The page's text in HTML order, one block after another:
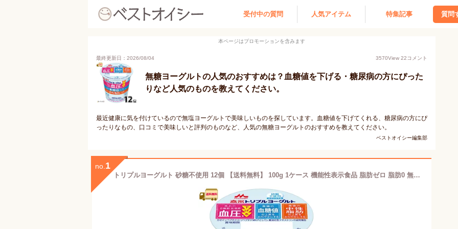
受付中の質問 人気アイテム 特集記事 質問
本ページはプロモーションを含みます
最終更新日：2026/08/04 3570View 22コメント
無糖ヨーグルトの人気のおすすめは？血糖値を下げる・糖尿病の方にぴった
りなど人気のものを教えてください。
最近健康に気を付けているので無塩ヨーグルトで美味しいものを探しています。血糖値を下げてくれる、糖尿病の方にぴ
ったりなもの、口コミで美味しいと評判のものなど、人気の無糖ヨーグルトのおすすめを教えてください。
ベストオイシー編集部
no. 1
トリプルヨーグルト 砂糖不使用 12個 【送料無料】 100g 1ケース 機能性表示食品 脂肪ゼロ 脂肪0 無糖 プレーンヨーグルト甘さ控えめ カゼインペプチド ミルクオリゴ糖 ラクチュロース 血圧 血糖値 中性脂肪 森永乳業 一般製品